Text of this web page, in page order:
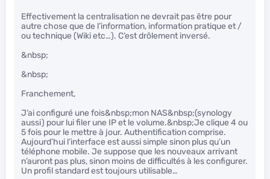
Effectivement la centralisation ne devrait pas être pour
autre chose que de l’information, information pratique et /
ou technique (Wiki etc…). C’est drôlement inversé.
&nbsp;
&nbsp;
Franchement,
J’ai configuré une fois&nbsp;mon NAS&nbsp;(synology
aussi) pour lui filer une IP et le volume.&nbsp;Je clique 4 ou
5 fois pour le mettre à jour. Authentification comprise.
Aujourd’hui l’interface est aussi simple sinon plus qu’un
téléphone mobile. Je suppose que les nouveaux arrivant
n’auront pas plus, sinon moins de difficultés à les configurer.
Un profil standard est toujours utilisable…